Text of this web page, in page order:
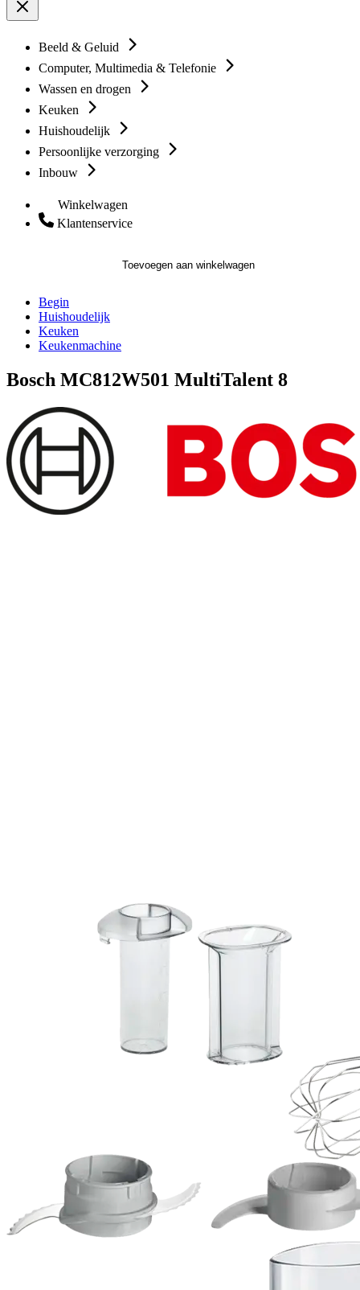
Beeld & Geluid
Computer, Multimedia & Telefonie
Wassen en drogen
Keuken
Huishoudelijk
Persoonlijke verzorging
Inbouw
Winkelwagen
Klantenservice
Toevoegen aan winkelwagen
Begin
Huishoudelijk
Keuken
Keukenmachine
Bosch MC812W501 MultiTalent 8